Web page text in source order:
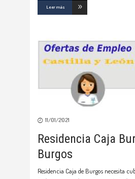
Leer más
11/01/2021
Residencia Caja
Burgos
Residencia Caja de Burgos necesita